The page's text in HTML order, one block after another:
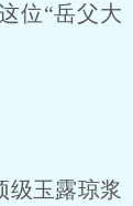
位“岳父大
玉露琼浆